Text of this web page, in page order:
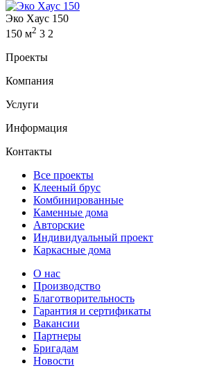
Эко Хаус 150
150 м2 3 2
Проекты
Компания
Услуги
Информация
Контакты
Все проекты
Клееный брус
Комбинированные
Каменные дома
Авторские
Индивидуальный проект
Каркасные дома
О нас
Производство
Благотворительность
Гарантия и сертификаты
Вакансии
Партнеры
Бригадам
Новости